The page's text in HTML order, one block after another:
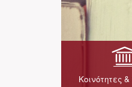
Κοινότητες